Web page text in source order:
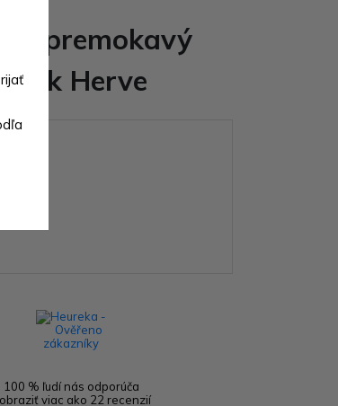
nepremokavý
Herve
100 % ľudí nás odporúča
viac ako 22 recenzií